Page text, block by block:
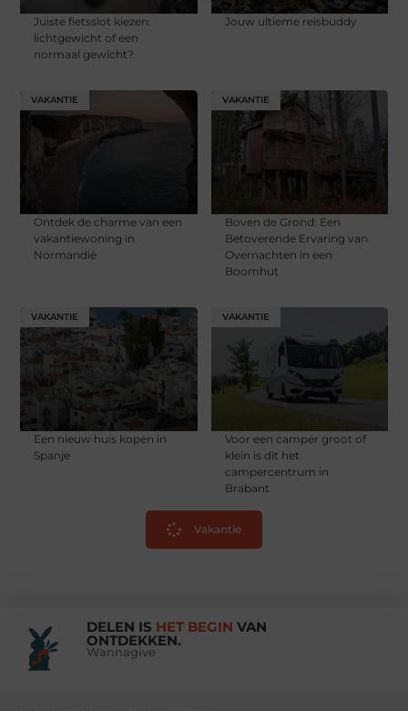
Juiste fietsslot kiezen:
lichtgewicht of een
normaal gewicht?
Jouw ultieme reisbuddy
VAKANTIE
Ontdek de charme van een
vakantiewoning in
Normandië
VAKANTIE
Boven de Grond: Een
Betoverende Ervaring van
Overnachten in een
Boomhut
VAKANTIE
Een nieuw huis kopen in
Spanje
VAKANTIE
Voor een camper groot of
klein is dit het
campercentrum in
Brabant
Vakantie
DELEN IS HET BEGIN VAN
ONTDEKKEN.
Wannagive